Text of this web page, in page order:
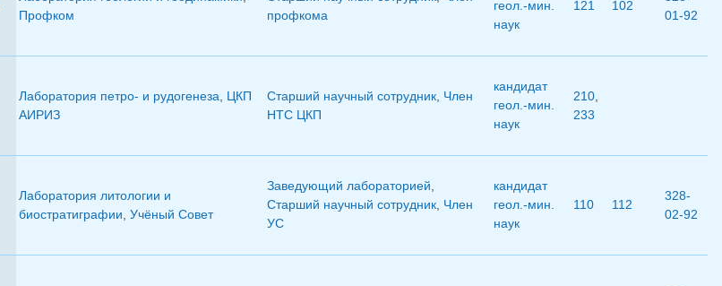
Профком
профкома
геол.-мин.
наук
121 102
01-92
Лаборатория петро- и рудогенеза, ЦКП
АИРИЗ
Старший научный сотрудник, Член
НТС ЦКП
кандидат
геол.-мин.
наук
210,
233
Лаборатория литологии и
биостратиграфии, Учёный Совет
Заведующий лабораторией,
Старший научный сотрудник, Член
УС
кандидат
геол.-мин.
наук
110 112
328-
02-92